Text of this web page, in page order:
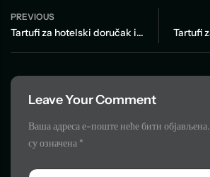
PREVIOUS
Tartufi za hotelski doručak i brunch: porcije, servis i porudžbina bez otpisa
Leave Your Comment
Ваша адреса е-поште неће бити објављена.
су означена *